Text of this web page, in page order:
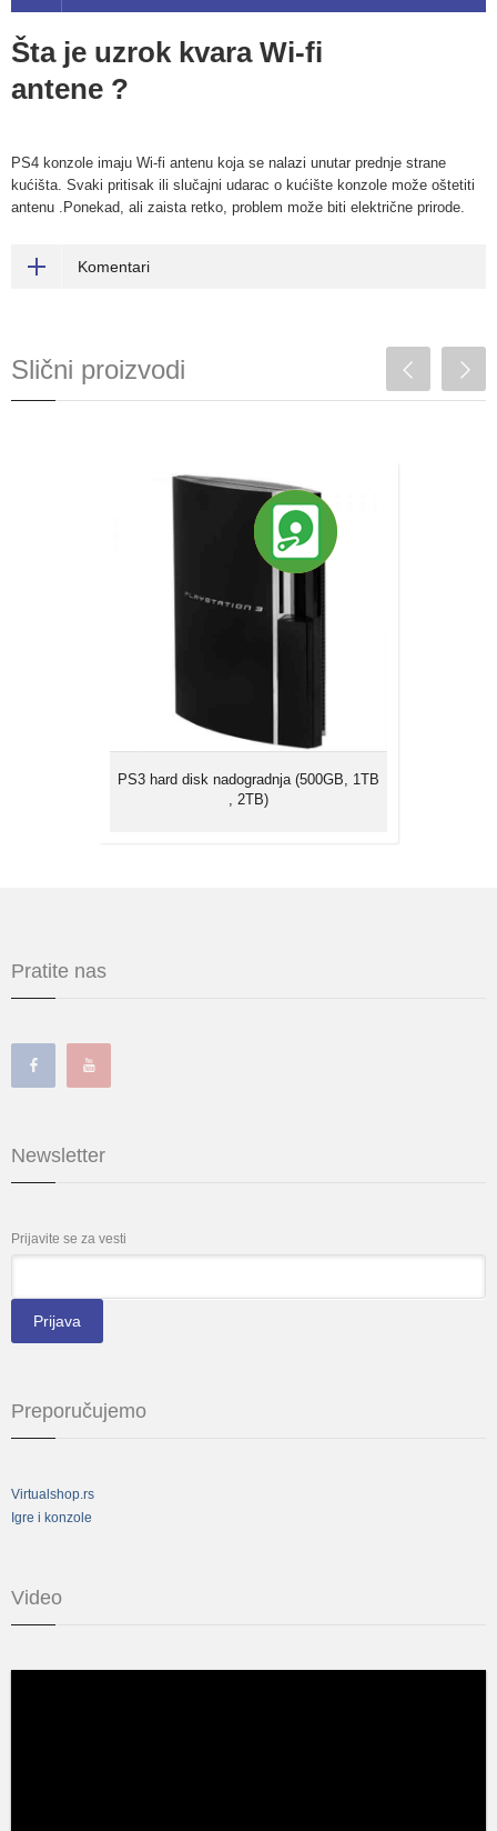
Šta je uzrok kvara Wi-fi
antene ?
PS4 konzole imaju Wi-fi antenu koja se nalazi unutar prednje strane
kućišta. Svaki pritisak ili slučajni udarac o kućište konzole može oštetiti
antenu .Ponekad, ali zaista retko, problem može biti električne prirode.
Komentari
Slični proizvodi
PS3 hard disk nadogradnja (500GB, 1TB
, 2TB)
PS3 hard disk
nadogradnja (500GB,
1TB , 2TB)
Sama tehnologije izrade hard diskova
(HDD) i softvera, je takva da se nažalost,
često dešavaju kvarovi na njima. Loša ili
uzrok problema, kao i presnimavanje
Pratite nas
Newsletter
Prijavite se za vesti
Preporučujemo
Virtualshop.rs
Igre i konzole
Video